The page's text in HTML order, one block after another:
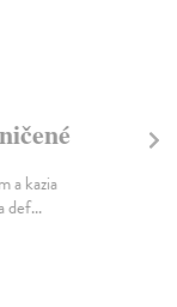
a kazia
def...